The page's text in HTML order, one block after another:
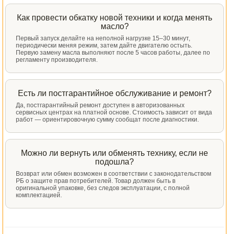
Как провести обкатку новой техники и когда менять
масло?
Первый запуск делайте на неполной нагрузке 15–30 минут,
периодически меняя режим, затем дайте двигателю остыть.
Первую замену масла выполняют после 5 часов работы, далее по
регламенту производителя.
Есть ли постгарантийное обслуживание и ремонт?
Да, постгарантийный ремонт доступен в авторизованных
сервисных центрах на платной основе. Стоимость зависит от вида
работ — ориентировочную сумму сообщат после диагностики.
Можно ли вернуть или обменять технику, если не
подошла?
Возврат или обмен возможен в соответствии с законодательством
РБ о защите прав потребителей. Товар должен быть в
оригинальной упаковке, без следов эксплуатации, с полной
комплектацией.